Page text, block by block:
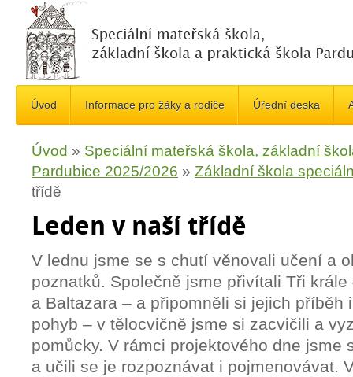
Úvod Informace pro žáky a rodiče Úřední deska
Úvod » Speciální mateřská škola, základní
Pardubice 2025/2026 » Základní škola
třídě
Leden v naší třídě
V lednu jsme se s chutí věnovali učení a
poznatků. Společně jsme přivítali Tři
a Baltazara – a připomněli si jejich příběh
pohyb – v tělocvičně jsme si zacvičili a
pomůcky. V rámci projektového dne jsme
a učili se je rozpoznávat i pojmenovávat.